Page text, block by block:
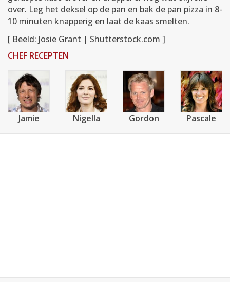
over. Leg het deksel op de pan en bak de pan pizza in 8-
10 minuten knapperig en laat de kaas smelten.
[ Beeld: Josie Grant | Shutterstock.com ]
CHEF RECEPTEN
Jamie Nigella Gordon Pascale